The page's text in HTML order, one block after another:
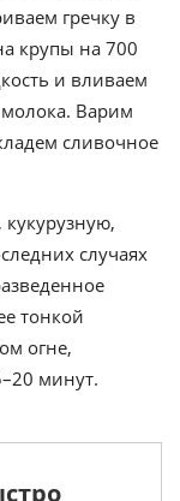
гречку в
крупы на 700
и вливаем
Варим
сливочное
случаях
тонкой
огне,
минут.